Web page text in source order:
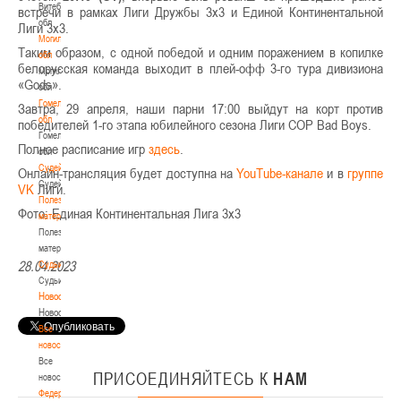
Витебская
обл
Могилевская
обл
Могилевская
обл
Гомельская
обл
Гомельская
обл
Судейство
Судейство
Полезные
материалы
Полезные
материалы
Судьи
Судьи
Новости
Новости
Все
новости
Все
новости
Федерация
встречи в рамках Лиги Дружбы 3х3 и Единой Континентальной
Лиги 3х3.
Таким образом, с одной победой и одним поражением в копилке
белорусская команда выходит в плей-офф 3-го тура дивизиона
«Gods».
Завтра, 29 апреля, наши парни 17:00 выйдут на корт против
победителей 1-го этапа юбилейного сезона Лиги COP Bad Boys.
Полное расписание игр здесь
Онлайн-трансляция будет доступна наYouTube-канале и вгруппе
VK Лиги.
Фото: Единая Континентальная Лига 3х3
28.04.2023
ПРИСОЕДИНЯЙТЕСЬ К НАМ